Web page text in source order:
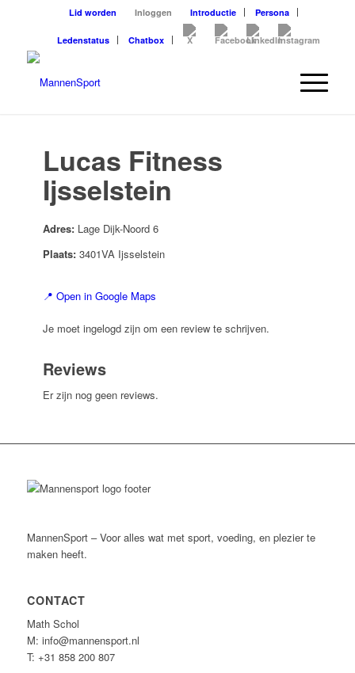
Lid worden Inloggen Introductie Persona
Ledenstatus Chatbox
Lucas Fitness
Ijsselstein
Adres:Lage Dijk-Noord 6
Plaats:3401VA Ijsselstein
📍 Open in Google Maps
Je moet ingelogd zijn om een review te schrijven.
Reviews
Er zijn nog geen reviews.
MannenSport – Voor alles wat met sport, voeding, en plezier te
maken heeft.
CONTACT
Math Schol
M: info@mannensport.nl
T: +31 858 200 807